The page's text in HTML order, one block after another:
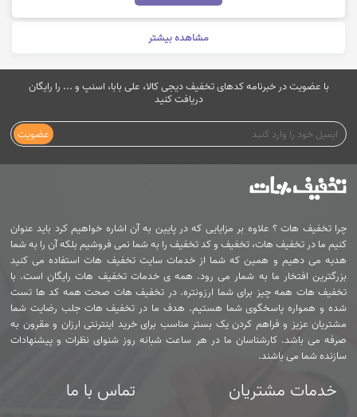
مشاهده بیشتر
با عضویت در خبرنامه کدهای تخفیف دیجی کالا، علی بابا، اسنپ و ... را رایگان
دریافت کنید
عضویت
چرا تخفیف هات ؟ علاوه بر مزایایی که در پایین به آن اشاره خواهیم کرد باید عنوان
کنیم ما در تخفیف هات، تخفیف و کد تخفیف را به شما نمی فروشیم بلکه آن را به شما
هدیه می دهیم و همین که شما از خدمات سایت تخفیف هات استفاده می کنید
بزرگترین افتخار ما به شمار می رود. همه ی خدمات تخفیف هات رایگان است. با
تخفیف هات همه چیز برای شما ارزونتره. در تخفیف هات صحت همه کد ها تست
شده و همواره پاسخگوی شما هستیم. هدف ما در تخفیف هات جلب رضایت شما
مشتریان عزیز و فراهم کردن یک بستر مناسب برای خرید اینترنتی ارزان و مقرون به
صرفه می باشد. کارشناسان ما در هر ساعت شبانه روز شنوای نظرات و پیشنهادات
سازنده شما می باشند.
خدمات مشتریان تماس با ما